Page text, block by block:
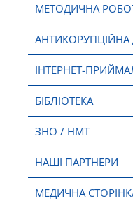
МЕТОДИЧНА
АНТИКОРУПЦІЙНА
ІНТЕРНЕТ-
БІБЛІОТЕКА
ЗНО / НМТ
НАШІ ПАРТНЕРИ
МЕДИЧНА